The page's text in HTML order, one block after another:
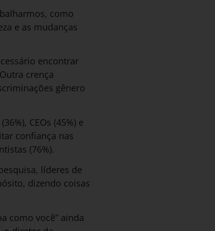
como
e as mudanças
encontrar
crença
gênero
CEOs (45%) e
confiança nas
(76%).
líderes de
dizendo coisas
como você” ainda